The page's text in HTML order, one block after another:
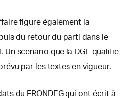
figure également la
du retour du parti dans le
Un scénario que la DGE qualifie
par les textes en vigueur.
du FRONDEG qui ont écrit à